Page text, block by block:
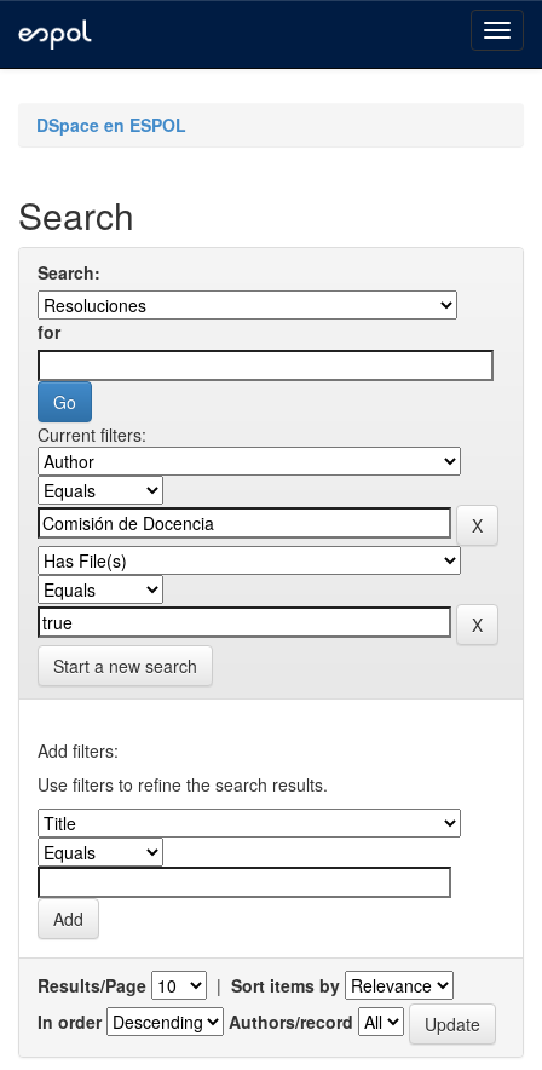
navigationDSpace en ESPOL
Search
Search:
for
Current filters:
Start a new search
Add filters:
Use filters to refine the search results.
Results/Page | Sort items by
In order
Authors/record